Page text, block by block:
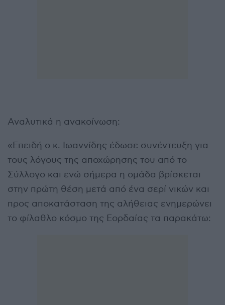
Αναλυτικά η ανακοίνωση:
«Επειδή ο κ. Ιωαννίδης έδωσε συνέντευξη για
τους λόγους της αποχώρησης του από το
Σύλλογο και ενώ σήμερα η ομάδα βρίσκεται
στην πρώτη θέση μετά από ένα σερί νικών και
προς αποκατάσταση της αλήθειας ενημερώνει
το φίλαθλο κόσμο της Εορδαίας τα παρακάτω: